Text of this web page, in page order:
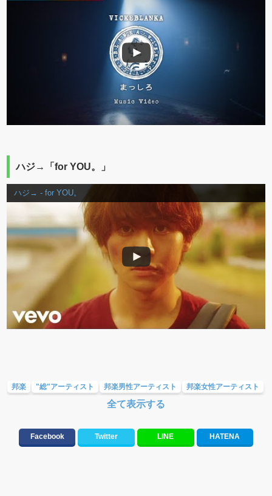
ハジ→「for YOU。」
ハジ→ - for YOU。
邦楽 "総"アーティスト 邦楽男性アーティスト 邦楽女性アーティスト
10、20代に人気・話題・流行・おすすめな邦楽&洋楽
テンションが上がる歌&盛り上がる曲
全て表示する
Facebook Twitter LINE HATENA